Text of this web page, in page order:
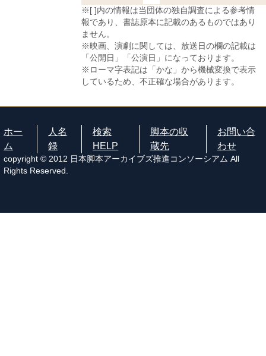
※[ ]内の情報は当団体の独自調査による参考情
報であり、書誌原本に記載のあるものではあり
ません。
※映画、演劇に関しては、放送日の欄の記載は
「公開日」「公演日」になっております。
※ローマ字表記は「かな」から機械変換で表示
しているため、不正確な場合があります。
ホー
ム
人名
録
検索
HELP
脚本の収
蔵先
お問い合
わせ
copyright © 2012 日本脚本アーカイブズ推進コンソーシアム All
Rights Reserved.